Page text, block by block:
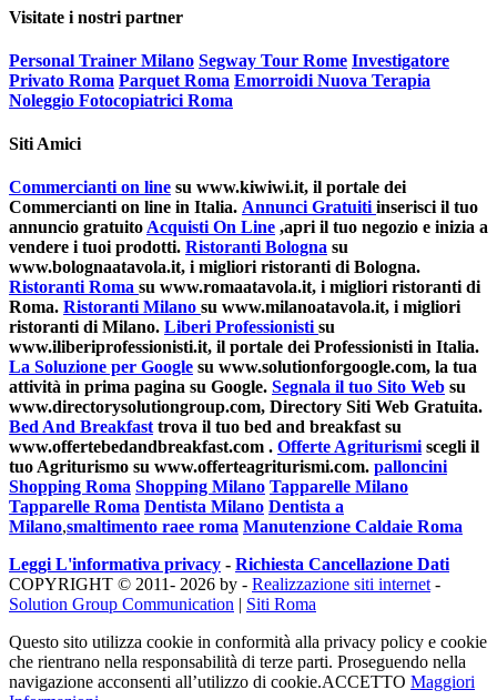
Visitate i nostri partner
Personal Trainer Milano Segway Tour Rome Investigatore
Privato Roma Parquet Roma Emorroidi Nuova Terapia
Noleggio Fotocopiatrici Roma
Siti Amici
Commercianti on line su www.kiwiwi.it, il portale dei
Commercianti on line in Italia. Annunci Gratuitiinserisci il tuo
annuncio gratuitoAcquisti On Line ,apri il tuo negozio e inizia a
vendere i tuoi prodotti. Ristoranti Bologna su
www.bolognaatavola.it, i migliori ristoranti di Bologna.
Ristoranti Roma su www.romaatavola.it, i migliori ristoranti di
Roma. Ristoranti Milano su www.milanoatavola.it, i migliori
ristoranti di Milano. Liberi Professionistisu
www.iliberiprofessionisti.it, il portale dei Professionisti in Italia.
La Soluzione per Google su www.solutionforgoogle.com, la tua
attività in prima pagina su Google. Segnala il tuo Sito Web su
www.directorysolutiongroup.com, Directory Siti Web Gratuita.
Bed And Breakfasttrova il tuo bed and breakfast su
www.offertebedandbreakfast.com . Offerte Agriturismiscegli il
tuo Agriturismo su www.offerteagriturismi.com. palloncini
Shopping Roma Shopping Milano Tapparelle Milano
Tapparelle Roma Dentista Milano Dentista a
Milano,smaltimento raee roma Manutenzione Caldaie Roma
Leggi L'informativa privacy - Richiesta Cancellazione Dati
COPYRIGHT © 2011- 2026 by - Realizzazione siti internet-
Solution Group Communication | Siti Roma
Questo sito utilizza cookie in conformità alla privacy policy e cookie
che rientrano nella responsabilità di terze parti. Proseguendo nella
navigazione acconsenti all’utilizzo di cookie.ACCETTO Maggiori